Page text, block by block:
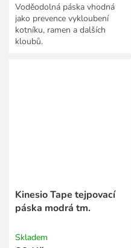
Voděodolná páska vhodná
jako prevence vykloubení
kotníku, ramen a dalších
kloubů.
Kinesio Tape tejpovací
páska modrá tm.
Skladem